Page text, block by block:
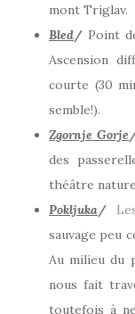
mont Triglav.
Bled/ Point
Ascension
courte (30
semble!).
Zgornje Gorje
des
théâtre
Pokljuka/
sauvage peu
Au milieu du
nous fait
toutefois à